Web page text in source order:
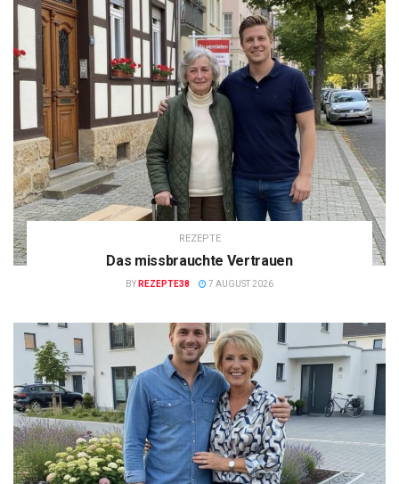
REZEPTE
Das missbrauchte Vertrauen
BY REZEPTE38 7 AUGUST 2026